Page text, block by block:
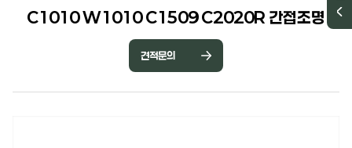
C1010 W1010 C1509 C2020R 간접조명
견적문의